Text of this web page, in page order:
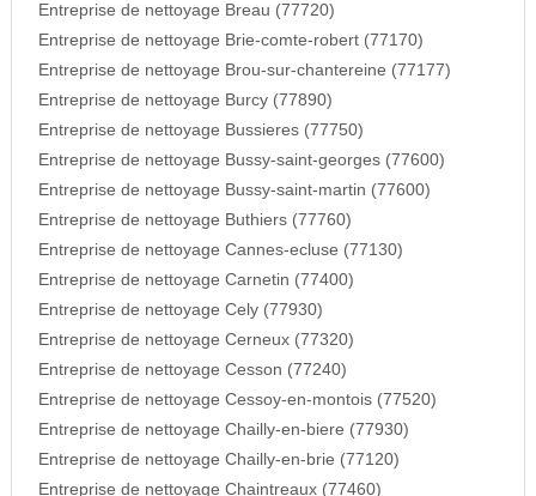
Entreprise de nettoyage Breau (77720)
Entreprise de nettoyage Brie-comte-robert (77170)
Entreprise de nettoyage Brou-sur-chantereine (77177)
Entreprise de nettoyage Burcy (77890)
Entreprise de nettoyage Bussieres (77750)
Entreprise de nettoyage Bussy-saint-georges (77600)
Entreprise de nettoyage Bussy-saint-martin (77600)
Entreprise de nettoyage Buthiers (77760)
Entreprise de nettoyage Cannes-ecluse (77130)
Entreprise de nettoyage Carnetin (77400)
Entreprise de nettoyage Cely (77930)
Entreprise de nettoyage Cerneux (77320)
Entreprise de nettoyage Cesson (77240)
Entreprise de nettoyage Cessoy-en-montois (77520)
Entreprise de nettoyage Chailly-en-biere (77930)
Entreprise de nettoyage Chailly-en-brie (77120)
Entreprise de nettoyage Chaintreaux (77460)